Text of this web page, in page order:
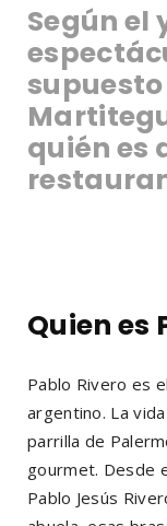
Según el
quién es
Quien es
Pablo Rivero es
argentino. La
parrilla de
gourmet. Desde
Pablo Jesús